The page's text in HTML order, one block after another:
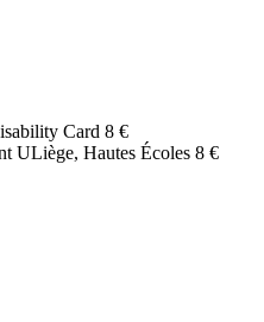
Card 8 €
ULiège, Hautes Écoles 8 €